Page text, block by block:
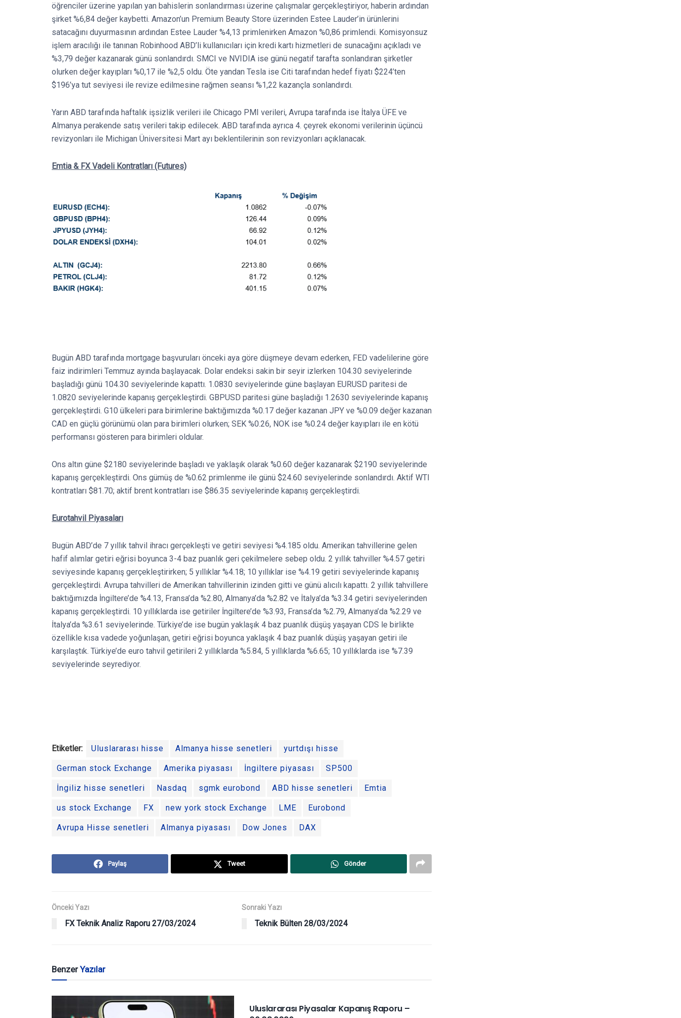
öğrenciler üzerine yapılan yan bahislerin sonlandırması üzerine çalışmalar gerçekleştiriyor, haberin ardından
şirket %6,84 değer kaybetti. Amazon’un Premium Beauty Store üzerinden Estee Lauder’in ürünlerini
satacağını duyurmasının ardından Estee Lauder %4,13 primlenirken Amazon %0,86 primlendi. Komisyonsuz
işlem aracılığı ile tanınan Robinhood ABD’li kullanıcıları için kredi kartı hizmetleri de sunacağını açıkladı ve
%3,79 değer kazanarak günü sonlandırdı. SMCI ve NVIDIA ise günü negatif tarafta sonlandıran şirketler
olurken değer kayıpları %0,17 ile %2,5 oldu. Öte yandan Tesla ise Citi tarafından hedef fiyatı $224’ten
$196’ya tut seviyesi ile revize edilmesine rağmen seansı %1,22 kazançla sonlandırdı.
Yarın ABD tarafında haftalık işsizlik verileri ile Chicago PMI verileri, Avrupa tarafında ise İtalya ÜFE ve
Almanya perakende satış verileri takip edilecek. ABD tarafında ayrıca 4. çeyrek ekonomi verilerinin üçüncü
revizyonları ile Michigan Üniversitesi Mart ayı beklentilerinin son revizyonları açıklanacak.
Emtia & FX Vadeli Kontratları (Futures)
Bugün ABD tarafında mortgage başvuruları önceki aya göre düşmeye devam ederken, FED vadelilerine göre
faiz indirimleri Temmuz ayında başlayacak. Dolar endeksi sakin bir seyir izlerken 104.30 seviyelerinde
başladığı günü 104.30 seviyelerinde kapattı. 1.0830 seviyelerinde güne başlayan EURUSD paritesi de
1.0820 seviyelerinde kapanış gerçekleştirdi. GBPUSD paritesi güne başladığı 1.2630 seviyelerinde kapanış
gerçekleştirdi. G10 ülkeleri para birimlerine baktığımızda %0.17 değer kazanan JPY ve %0.09 değer kazanan
CAD en güçlü görünümü olan para birimleri olurken; SEK %0.26, NOK ise %0.24 değer kayıpları ile en kötü
performansı gösteren para birimleri oldular.
Ons altın güne $2180 seviyelerinde başladı ve yaklaşık olarak %0.60 değer kazanarak $2190 seviyelerinde
kapanış gerçekleştirdi. Ons gümüş de %0.62 primlenme ile günü $24.60 seviyelerinde sonlandırdı. Aktif WTI
kontratları $81.70; aktif brent kontratları ise $86.35 seviyelerinde kapanış gerçekleştirdi.
Eurotahvil Piyasaları
Bugün ABD’de 7 yıllık tahvil ihracı gerçekleşti ve getiri seviyesi %4.185 oldu. Amerikan tahvillerine gelen
hafif alımlar getiri eğrisi boyunca 3-4 baz puanlık geri çekilmelere sebep oldu. 2 yıllık tahviller %4.57 getiri
seviyesinde kapanış gerçekleştirirken; 5 yıllıklar %4.18; 10 yıllıklar ise %4.19 getiri seviyelerinde kapanış
gerçekleştirdi. Avrupa tahvilleri de Amerikan tahvillerinin izinden gitti ve günü alıcılı kapattı. 2 yıllık tahvillere
baktığımızda İngiltere’de %4.13, Fransa’da %2.80, Almanya’da %2.82 ve İtalya’da %3.34 getiri seviyelerinden
kapanış gerçekleştirdi. 10 yıllıklarda ise getiriler İngiltere’de %3.93, Fransa’da %2.79, Almanya’da %2.29 ve
İtalya’da %3.61 seviyelerinde. Türkiye’de ise bugün yaklaşık 4 baz puanlık düşüş yaşayan CDS le birlikte
özellikle kısa vadede yoğunlaşan, getiri eğrisi boyunca yaklaşık 4 baz puanlık düşüş yaşayan getiri ile
karşılaştık. Türkiye’de euro tahvil getirileri 2 yıllıklarda %5.84, 5 yıllıklarda %6.65; 10 yıllıklarda ise %7.39
seviyelerinde seyrediyor.
Etiketler: Uluslararası hisse Almanya hisse senetleri yurtdışı hisse
German stock Exchange Amerika piyasası İngiltere piyasası SP500
İngiliz hisse senetleri Nasdaq sgmk eurobond ABD hisse senetleri Emtia
us stock Exchange FX new york stock Exchange LME Eurobond
Avrupa Hisse senetleri Almanya piyasası Dow Jones DAX
Paylaş Tweet Gönder
Önceki Yazı
FX Teknik Analiz Raporu 27/03/2024
Sonraki Yazı
Teknik Bülten 28/03/2024
BenzerYazılar
Uluslararası Piyasalar Kapanış Raporu –